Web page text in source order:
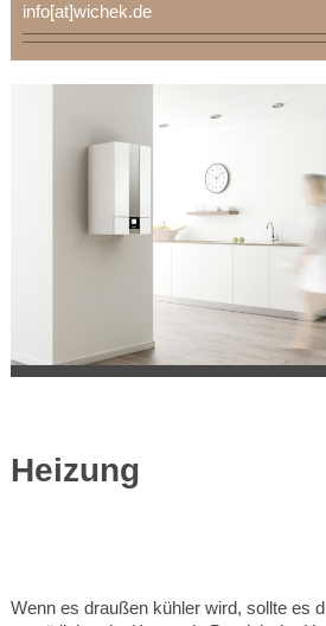
info[at]wichek.de
Heizung
Wenn es draußen kühler wird, sollte es